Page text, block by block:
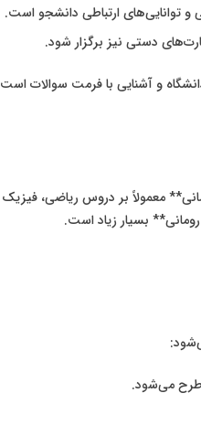
توانایی‌های ارتباطی دانشجو است.
دستی نیز برگزار شود.
و آشنایی با فرمت سوالات
معمولاً بر دروس ریاضی،
بسیار زیاد است.
طرح می‌شود.